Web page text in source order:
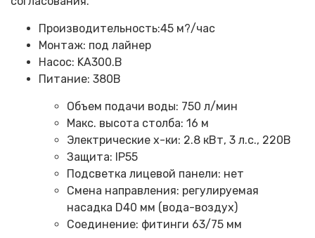
Производительность:45 м?/час
Монтаж: под лайнер
Насос: KA300.B
Питание: 380В
Объем подачи воды: 750 л/мин
Макс. высота столба: 16 м
Электрические х-ки: 2.8 кВт, 3 л.с., 220В
Защита: IP55
Подсветка лицевой панели: нет
Смена направления: регулируемая
насадка D40 мм (вода-воздух)
Соединение: фитинги 63/75 мм